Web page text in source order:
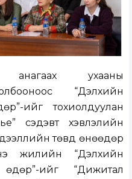
ухааны
“Дэлхийн
ийг тохиолдуулан
сэдэвт хэвлэлийн
төвд өнөөдөр
жилийн “Дэлхийн
ийг “Дижитал